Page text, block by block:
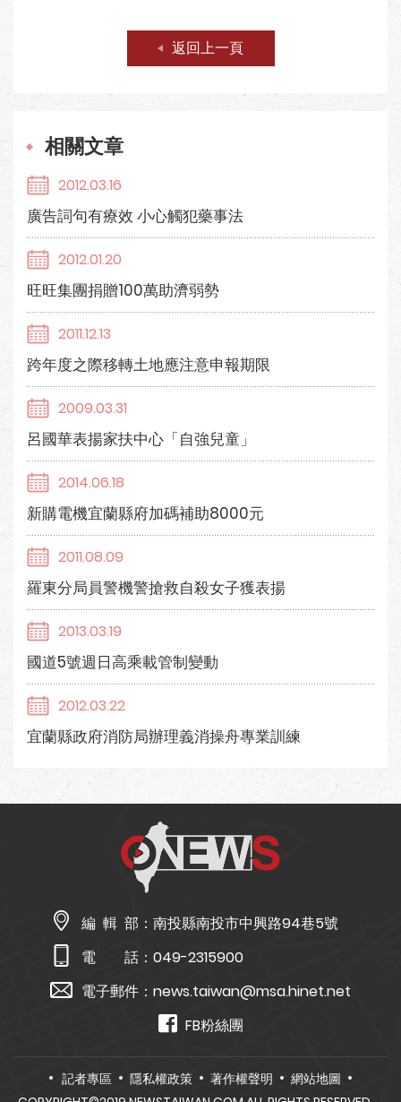
返回上一頁
相關文章
2012.03.16
廣告詞句有療效 小心觸犯藥事法
2012.01.20
旺旺集團捐贈100萬助濟弱勢
2011.12.13
跨年度之際移轉土地應注意申報期限
2009.03.31
呂國華表揚家扶中心「自強兒童」
2014.06.18
新購電機宜蘭縣府加碼補助8000元
2011.08.09
羅東分局員警機警搶救自殺女子獲表揚
2013.03.19
國道5號週日高乘載管制變動
2012.03.22
宜蘭縣政府消防局辦理義消操舟專業訓練
編 輯 部： 南投縣南投市中興路94巷5號
電 話： 049-2315900
電子郵件： news.taiwan@msa.hinet.net
FB粉絲團
記者專區 隱私權政策 著作權聲明
網站地圖